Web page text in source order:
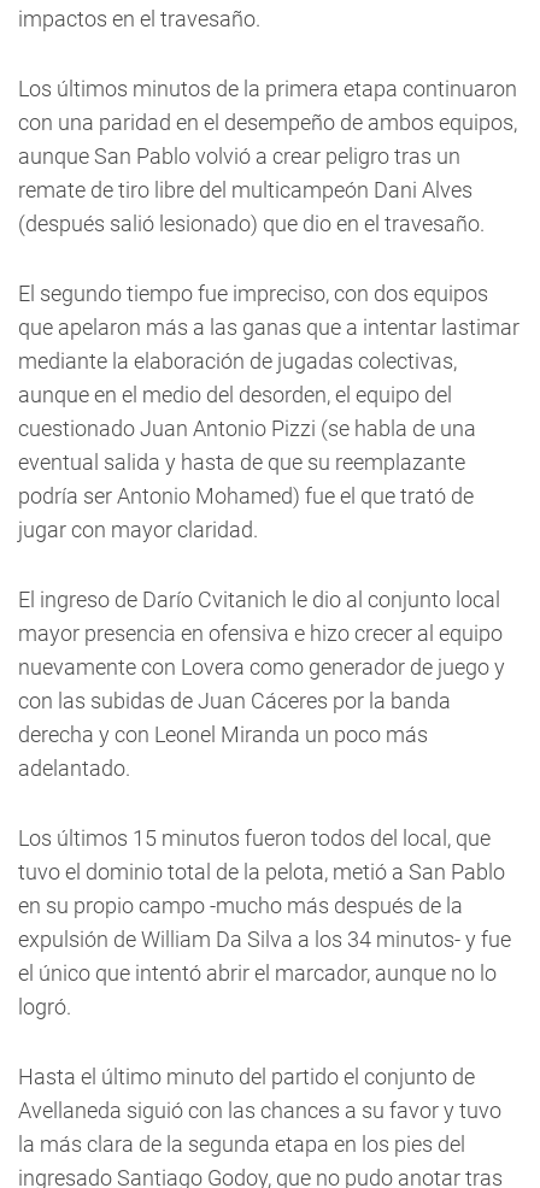
impactos en el travesaño.
Los últimos minutos de la primera etapa continuaron
con una paridad en el desempeño de ambos equipos,
aunque San Pablo volvió a crear peligro tras un
remate de tiro libre del multicampeón Dani Alves
(después salió lesionado) que dio en el travesaño.
El segundo tiempo fue impreciso, con dos equipos
que apelaron más a las ganas que a intentar lastimar
mediante la elaboración de jugadas colectivas,
aunque en el medio del desorden, el equipo del
cuestionado Juan Antonio Pizzi (se habla de una
eventual salida y hasta de que su reemplazante
podría ser Antonio Mohamed) fue el que trató de
jugar con mayor claridad.
El ingreso de Darío Cvitanich le dio al conjunto local
mayor presencia en ofensiva e hizo crecer al equipo
nuevamente con Lovera como generador de juego y
con las subidas de Juan Cáceres por la banda
derecha y con Leonel Miranda un poco más
adelantado.
Los últimos 15 minutos fueron todos del local, que
tuvo el dominio total de la pelota, metió a San Pablo
en su propio campo -mucho más después de la
expulsión de William Da Silva a los 34 minutos- y fue
el único que intentó abrir el marcador, aunque no lo
logró.
Hasta el último minuto del partido el conjunto de
Avellaneda siguió con las chances a su favor y tuvo
la más clara de la segunda etapa en los pies del
ingresado Santiago Godoy, que no pudo anotar tras